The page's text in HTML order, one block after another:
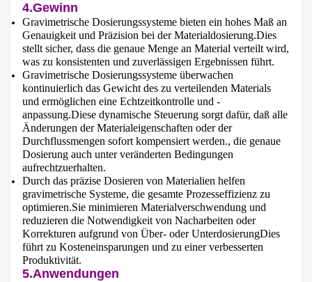
4.Gewinn
Gravimetrische Dosierungssysteme bieten ein hohes Maß an
Genauigkeit und Präzision bei der Materialdosierung.Dies
stellt sicher, dass die genaue Menge an Material verteilt wird,
was zu konsistenten und zuverlässigen Ergebnissen führt.
Gravimetrische Dosierungssysteme überwachen
kontinuierlich das Gewicht des zu verteilenden Materials
und ermöglichen eine Echtzeitkontrolle und -
anpassung.Diese dynamische Steuerung sorgt dafür, daß alle
Änderungen der Materialeigenschaften oder der
Durchflussmengen sofort kompensiert werden., die genaue
Dosierung auch unter veränderten Bedingungen
aufrechtzuerhalten.
Durch das präzise Dosieren von Materialien helfen
gravimetrische Systeme, die gesamte Prozesseffizienz zu
optimieren.Sie minimieren Materialverschwendung und
reduzieren die Notwendigkeit von Nacharbeiten oder
Korrekturen aufgrund von Über- oder UnterdosierungDies
führt zu Kosteneinsparungen und zu einer verbesserten
Produktivität.
5.Anwendungen